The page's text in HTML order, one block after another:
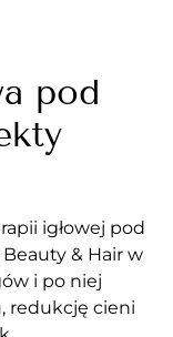
pod
igłowej pod
& Hair w
i po niej
redukcję cieni